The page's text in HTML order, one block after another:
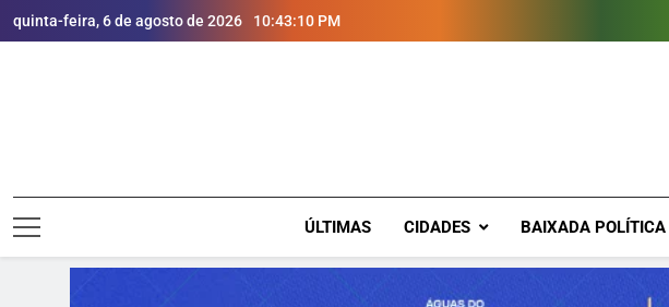
quinta-feira, 6 de agosto de 2026 10:43:12 PM
ÚLTIMAS CIDADES BAIXADA POLÍTICA